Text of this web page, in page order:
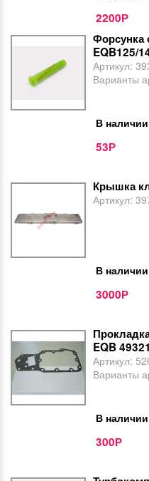
2200Р
Форсунка
EQB125/
Артикул:
Варианты
В наличии
53Р
Крышка
Артикул:
В наличии
3000Р
EQB
Артикул:
Варианты
В наличии
300Р